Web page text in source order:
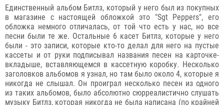
Единственный альбом Битлз, который у него был из покупных
в магазине с настоящей обложкой это "Sgt Peppers", его
обложка немного отличалась, от той что есть у нас, но все
песни были те же. Остальные 6 касет Битлз, которые у него
были - это записи, которые кто-то делал для него на пустые
кассеты и от руки подписывал названия песен на карточке-
вкладыше, вставляющемся в кассетную коробку. Несколько
заголовков альбомов я узнал, но там было около 4, которые я
никогда не слышал. Он проиграл несколько песен из одного
из таких альбомов, было абсолютно сюрреалистично слушать
музыку Битлз, которая никогда не была написана (по крайней